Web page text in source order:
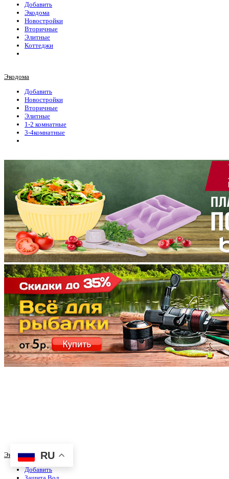
RU
Добавить
Экодома
Новостройки
Вторичные
Элитные
Коттеджи
Экодома
Добавить
Новостройки
Вторичные
Элитные
1-2 комнатные
3-4комнатные
Экопроекты
Добавить